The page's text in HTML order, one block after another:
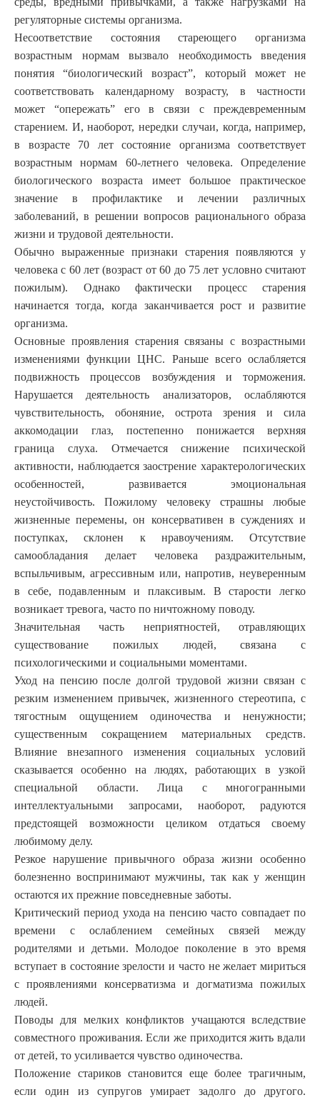
регуляторные системы организма.
Несоответствие состояния стареющего организма
возрастным нормам вызвало необходимость введения
понятия “биологический возраст”, который может не
соответствовать календарному возрасту, в частности
может “опережать” его в связи с преждевременным
старением. И, наоборот, нередки случаи, когда, например,
в возрасте 70 лет состояние организма соответствует
возрастным нормам 60-летнего человека. Определение
биологического возраста имеет большое практическое
значение в профилактике и лечении различных
заболеваний, в решении вопросов рационального образа
жизни и трудовой деятельности.
Обычно выраженные признаки старения появляются у
человека с 60 лет (возраст от 60 до 75 лет условно считают
пожилым). Однако фактически процесс старения
начинается тогда, когда заканчивается рост и развитие
организма.
Основные проявления старения связаны с возрастными
изменениями функции ЦНС. Раньше всего ослабляется
подвижность процессов возбуждения и торможения.
Нарушается деятельность анализаторов, ослабляются
чувствительность, обоняние, острота зрения и сила
аккомодации глаз, постепенно понижается верхняя
граница слуха. Отмечается снижение психической
активности, наблюдается заострение характерологических
особенностей, развивается эмоциональная
неустойчивость. Пожилому человеку страшны любые
жизненные перемены, он консервативен в суждениях и
поступках, склонен к нравоучениям. Отсутствие
самообладания делает человека раздражительным,
вспыльчивым, агрессивным или, напротив, неуверенным
в себе, подавленным и плаксивым. В старости легко
возникает тревога, часто по ничтожному поводу.
Значительная часть неприятностей, отравляющих
существование пожилых людей, связана с
психологическими и социальными моментами.
Уход на пенсию после долгой трудовой жизни связан с
резким изменением привычек, жизненного стереотипа, с
тягостным ощущением одиночества и ненужности;
существенным сокращением материальных средств.
Влияние внезапного изменения социальных условий
сказывается особенно на людях, работающих в узкой
специальной области. Лица с многогранными
интеллектуальными запросами, наоборот, радуются
предстоящей возможности целиком отдаться своему
любимому делу.
Резкое нарушение привычного образа жизни особенно
болезненно воспринимают мужчины, так как у женщин
остаются их прежние повседневные заботы.
Критический период ухода на пенсию часто совпадает по
времени с ослаблением семейных связей между
родителями и детьми. Молодое поколение в это время
вступает в состояние зрелости и часто не желает мириться
с проявлениями консерватизма и догматизма пожилых
людей.
Поводы для мелких конфликтов учащаются вследствие
совместного проживания. Если же приходится жить вдали
от детей, то усиливается чувство одиночества.
Положение стариков становится еще более трагичным,
если один из супругов умирает задолго до другого.